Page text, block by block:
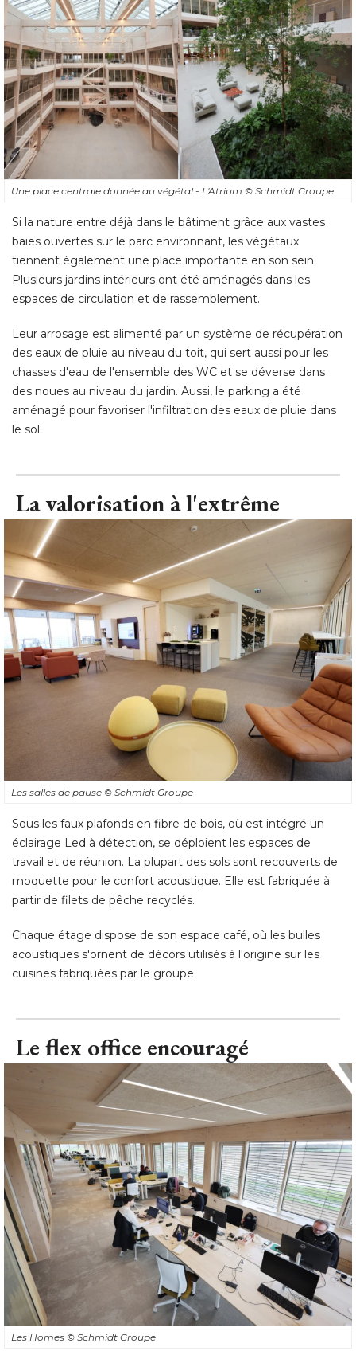
Une place centrale donnée au végétal - L'Atrium © Schmidt Groupe
Si la nature entre déjà dans le bâtiment grâce aux vastes
baies ouvertes sur le parc environnant, les végétaux
tiennent également une place importante en son sein.
Plusieurs jardins intérieurs ont été aménagés dans les
espaces de circulation et de rassemblement.
Leur arrosage est alimenté par un système de récupération
des eaux de pluie au niveau du toit, qui sert aussi pour les
chasses d'eau de l'ensemble des WC et se déverse dans
des noues au niveau du jardin. Aussi, le parking a été
aménagé pour favoriser l'infiltration des eaux de pluie dans
le sol.
La valorisation à l'extrême
Les salles de pause © Schmidt Groupe
Sous les faux plafonds en fibre de bois, où est intégré un
éclairage Led à détection, se déploient les espaces de
travail et de réunion. La plupart des sols sont recouverts de
moquette pour le confort acoustique. Elle est fabriquée à
partir de filets de pêche recyclés.
Chaque étage dispose de son espace café, où les bulles
acoustiques s'ornent de décors utilisés à l'origine sur les
cuisines fabriquées par le groupe.
Le flex office encouragé
Les Homes © Schmidt Groupe